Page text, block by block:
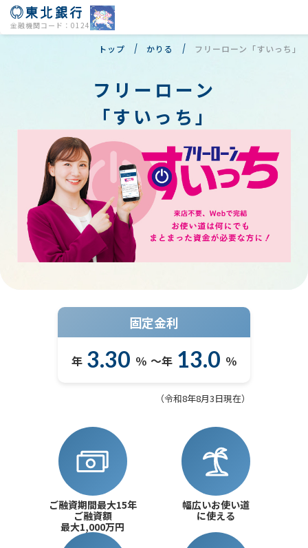
金融機関コード：0124
店舗・ATM よくあるご質問
個人のお客様
法人のお客様
会社情報
株主・投資家の皆様
トップ かりる フリーローン「すいっち」
フリーローン
「すいっち」
固定金利
年 3.30 ％ ～年 13.0 ％
（令和8年8月3日現在）
ご融資期間最大15年
ご融資額
最大1,000万円
幅広いお使い道
に使える